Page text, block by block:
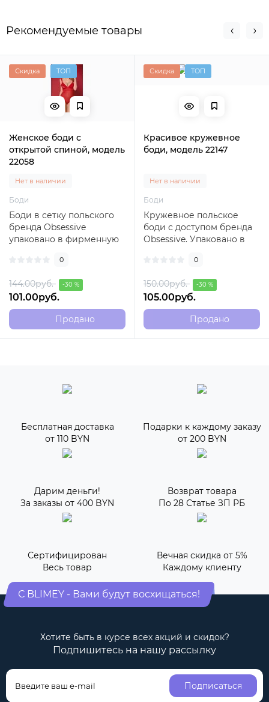
Рекомендуемые товары
Скидка ТОП
Женское боди с
открытой спиной, модель
22058
Нет в наличии
Боди
Боди в сетку польского
бренда Obsessive
упаковано в фирменную
0
144.00руб. -30 %
101.00руб.
Продано
Скидка ТОП
Красивое кружевное
боди, модель 22147
Нет в наличии
Боди
Кружевное польское
боди с доступом бренда
Obsessive. Упаковано в
0
150.00руб. -30 %
105.00руб.
Продано
Бесплатная доставка
от 110 BYN
Подарки к каждому заказу
от 200 BYN
Дарим деньги!
За заказы от 400 BYN
Возврат товара
По 28 Статье ЗП РБ
Сертифицирован
Весь товар
Вечная скидка от 5%
Каждому клиенту
С BLIMEY - Вами будут восхищаться!
Хотите быть в курсе всех акций и скидок?
Подпишитесь на нашу рассылку
Подписаться